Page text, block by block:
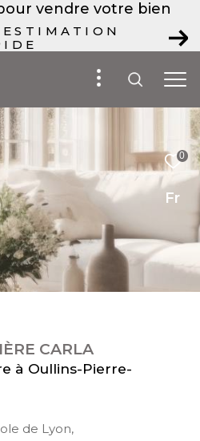
vendre votre bien
0
Fr
CARLA
à Oullins-Pierre-
de Lyon,